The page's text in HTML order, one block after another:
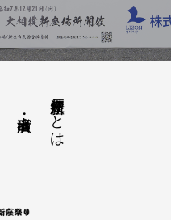
大江戸新座祭りとは